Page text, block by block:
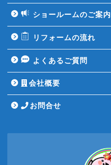
ショールームのご案内
リフォームの流れ
よくあるご質問
会社概要
お問合せ